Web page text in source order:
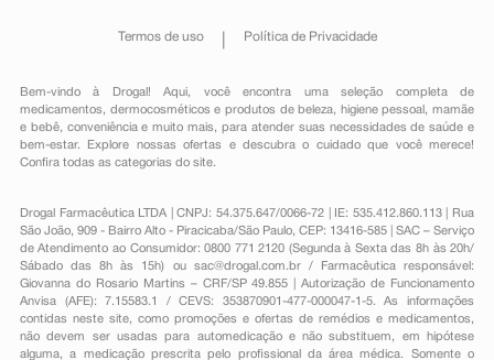
Termos de uso Política de Privacidade
Bem-vindo à Drogal! Aqui, você encontra uma seleção completa de
medicamentos , dermocosméticos e produtos de beleza, higiene pessoal ,mamãe
e bebê, conveniênciae muito mais, para atender suas necessidades de saúde e
bem-estar. Explore nossas ofertas e descubra o cuidado que você merece!
Confira todas as categorias do site.
Drogal Farmacêutica LTDA | CNPJ: 54.375.647/0066-72 | IE: 535.412.860.113 | Rua
São João, 909 - Bairro Alto - Piracicaba/São Paulo, CEP: 13416-585 | SAC – Serviço
de Atendimento ao Consumidor: 0800 771 2120 (Segunda à Sexta das 8h às 20h/
Sábado das 8h às 15h) ou sac@drogal.com.br/ Farmacêutica responsável:
Giovanna do Rosario Martins – CRF/SP 49.855 | Autorização de Funcionamento
Anvisa (AFE): 7.15583.1 / CEVS: 353870901-477-000047-1-5. As informações
contidas neste site, como promoções e ofertas de remédios e medicamentos,
não devem ser usadas para automedicação e não substituem, em hipótese
alguma, a medicação prescrita pelo profissional da área médica. Somente o